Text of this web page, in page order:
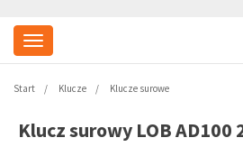
Start Klucze Klucze surowe
Klucz surowy LOB AD100